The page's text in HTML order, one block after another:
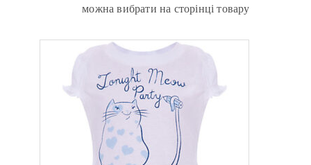
можна вибрати на сторінці товару